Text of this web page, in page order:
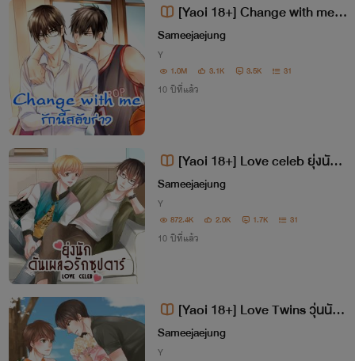
[Yaoi 18+] Change with me รั
กนี้สลับร่าง [จบแล้ว]
Sameejaejung
Y
1.0M 3.1K 3.5K 31
10 ปีที่แล้ว
[Yaoi 18+] Love celeb ยุ่งนั
ก...ดันเผลอรักซุปตาร์ [จบแล้ว]
Sameejaejung
Y
872.4K 2.0K 1.7K 31
10 ปีที่แล้ว
[Yaoi 18+] Love Twins วุ่นนั
ก...ดันหลงรักฝาแฝด [จบแล้ว]
Sameejaejung
Y